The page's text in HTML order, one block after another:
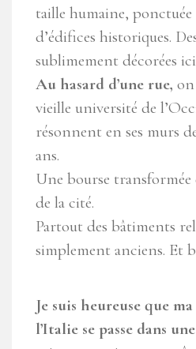
taille humaine, ponctuée
d’édifices historiques.
sublimement décorées
Au hasard d’une rue,
vieille université de
résonnent en ses murs
ans.
Une bourse
de la cité.
Partout des bâtiments
simplement anciens. Et
Je suis heureuse que
l’Italie se passe dans